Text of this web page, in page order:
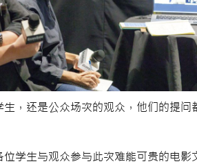
生，还是公众场次的观众，他们的提
位学生与观众参与此次难能可贵的电